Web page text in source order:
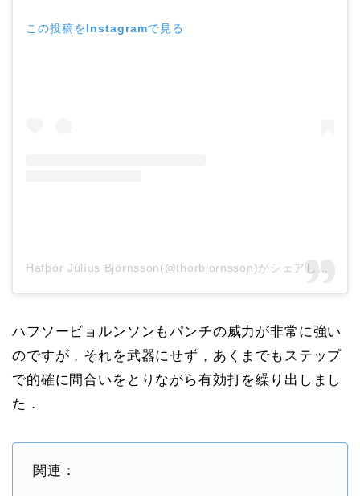
この投稿をInstagramで見る
ハフソービョルンソンもパンチの威力が非常に強い
のですが，それを武器にせず，あくまでもステップ
で的確に間合いをとりながら有効打を繰り出しまし
た．
関連：